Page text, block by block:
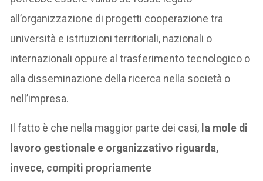
all’organizzazione di progetti cooperazione tra
università e istituzioni territoriali, nazionali o
internazionali oppure al trasferimento tecnologico o
alla disseminazione della ricerca nella società o
nell’impresa.
Il fatto è che nella maggior parte dei casi, la mole di
lavoro gestionale e organizzativo riguarda,
invece, compiti propriamente